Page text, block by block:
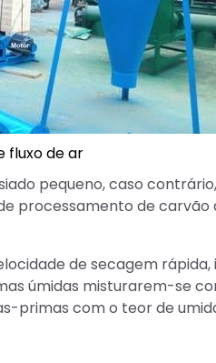
fluxo de ar
pequeno, caso
processamento de carvão
de secagem
úmidas misturarem-se
primas com o teor de